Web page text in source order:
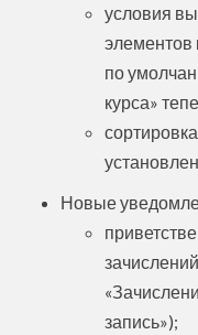
условия
элементов
по
курса»
Новые
запись»);